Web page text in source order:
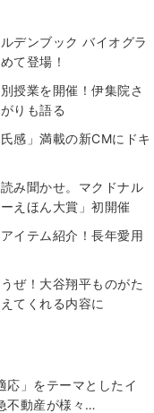
デンブック バイオグラ
て登場！
授業を開催！伊集院さ
りも語る
感」満載の新CMにドキ
み聞かせ。マクドナル
えほん大賞」初開催
イテム紹介！長年愛用
ぜ！大谷翔平ものがた
てくれる内容に
応」をテーマとしたイ
不動産が様々…